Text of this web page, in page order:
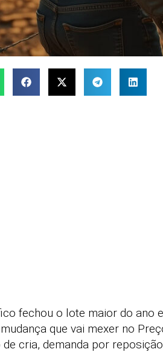
fechou o lote maior do ano
que vai mexer no
de cria, demanda por